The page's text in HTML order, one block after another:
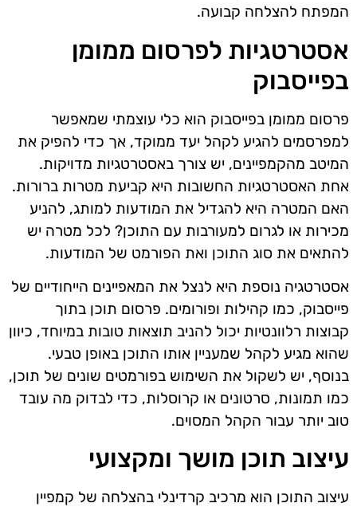
המפתח להצלחה קבועה.
אסטרטגיות לפרסום ממומן
בפייסבוק
פרסום ממומן בפייסבוק הוא כלי עוצמתי שמאפשר
למפרסמים להגיע לקהל יעד ממוקד, אך כדי להפיק את
המיטב מהקמפיינים, יש צורך באסטרטגיות מדויקות.
אחת האסטרטגיות החשובות היא קביעת מטרות ברורות.
האם המטרה היא להגדיל את המודעות למותג, להניע
מכירות או לגרום למעורבות עם התוכן? לכל מטרה יש
להתאים את סוג התוכן ואת הפורמט של המודעות.
אסטרטגיה נוספת היא לנצל את המאפיינים הייחודיים של
פייסבוק, כמו קהילות ופורומים. פרסום תוכן בתוך
קבוצות רלוונטיות יכול להניב תוצאות טובות במיוחד, כיוון
שהוא מגיע לקהל שמעניין אותו התוכן באופן טבעי.
בנוסף, יש לשקול את השימוש בפורמטים שונים של תוכן,
כמו תמונות, סרטונים או קרוסלות, כדי לבדוק מה עובד
טוב יותר עבור הקהל המסוים.
עיצוב תוכן מושך ומקצועי
עיצוב התוכן הוא מרכיב קרדינלי בהצלחה של קמפיין